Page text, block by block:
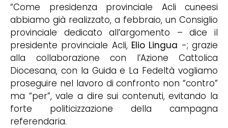
“Come presidenza provinciale Acli cuneesi
abbiamo già realizzato, a febbraio, un Consiglio
provinciale dedicato all’argomento – dice il
presidente provinciale Acli, Elio Lingua -; grazie
alla collaborazione con l’Azione Cattolica
Diocesana, con la Guida e La Fedeltà vogliamo
proseguire nel lavoro di confronto non “contro”
ma “per”, vale a dire sui contenuti, evitando la
forte politicizzazione della campagna
referendaria.